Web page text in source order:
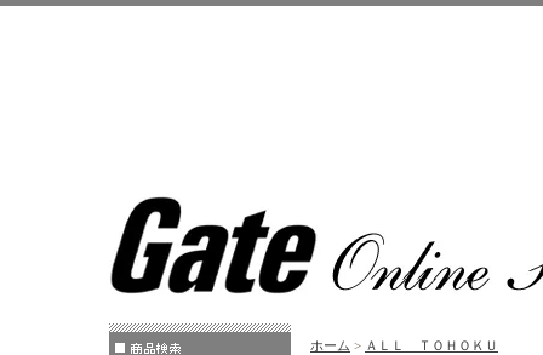
ホーム > ＡＬＬ ＴＯＨＯＫＵ